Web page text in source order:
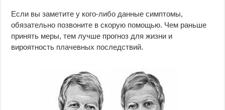
Если вы заметите у кого-либо данные симптомы,
обязательно позвоните в скорую помощью. Чем раньше
принять меры, тем лучше прогноз для жизни и
вироятность плачевных последствий.